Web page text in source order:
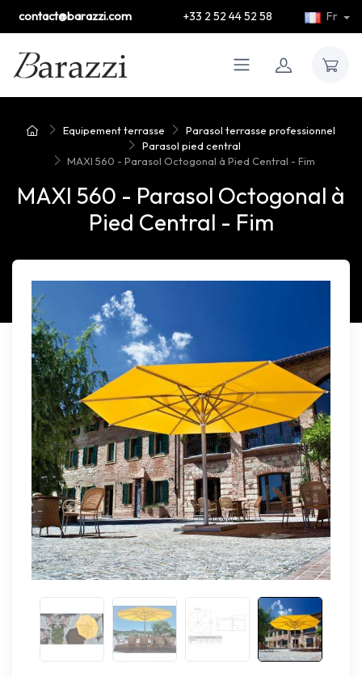
contact@barazzi.com +33 2 52 44 52 58 Fr
Equipement terrasse
Parasol terrasse professionnel
Parasol pied central
MAXI 560 - Parasol Octogonal à Pied Central - Fim
MAXI 560 - Parasol Octogonal à
Pied Central - Fim